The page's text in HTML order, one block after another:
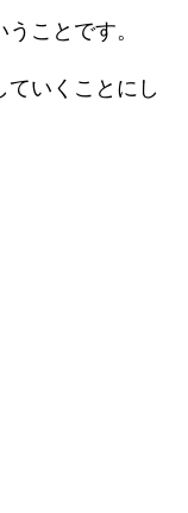
ことです。
いくことにし